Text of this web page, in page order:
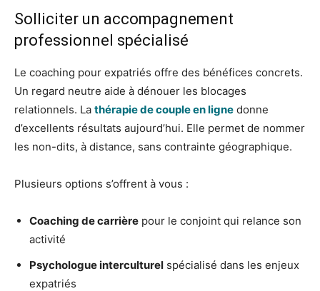
Solliciter un accompagnement
professionnel spécialisé
Le coaching pour expatriés offre des bénéfices concrets.
Un regard neutre aide à dénouer les blocages
relationnels. La thérapie de couple en ligne donne
d’excellents résultats aujourd’hui. Elle permet de nommer
les non-dits, à distance, sans contrainte géographique.
Plusieurs options s’offrent à vous :
Coaching de carrière pour le conjoint qui relance son
activité
Psychologue interculturel spécialisé dans les enjeux
expatriés